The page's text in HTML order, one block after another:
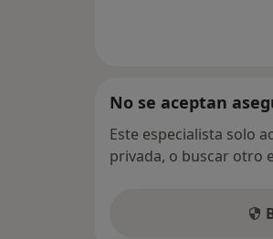
No se aceptan
Este especialista solo
privada, o buscar otro